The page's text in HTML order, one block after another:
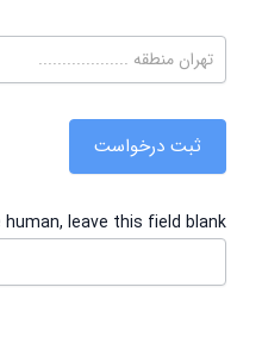
ثبت درخواست
leave this field blank.